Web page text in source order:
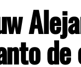
de